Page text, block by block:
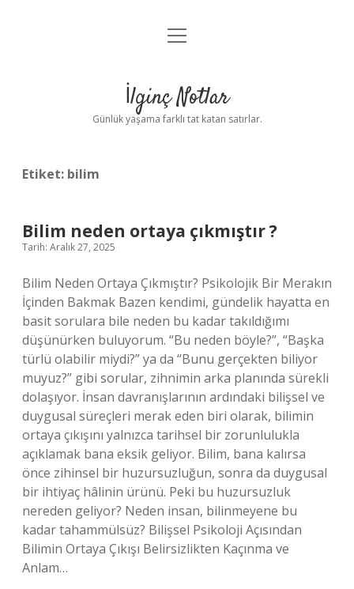
Anasayfa
Yasal Uyarı
menüyü
İlginç Notlar
Günlük yaşama farklı tat katan satırlar.
Etiket: bilim
Bilim neden ortaya çıkmıştır ?
Tarih: Aralık 27, 2025
Bilim Neden Ortaya Çıkmıştır? Psikolojik Bir Merakın
İçinden Bakmak Bazen kendimi, gündelik hayatta en
basit sorulara bile neden bu kadar takıldığımı
düşünürken buluyorum. “Bu neden böyle?”, “Başka
türlü olabilir miydi?” ya da “Bunu gerçekten biliyor
muyuz?” gibi sorular, zihnimin arka planında sürekli
dolaşıyor. İnsan davranışlarının ardındaki bilişsel ve
duygusal süreçleri merak eden biri olarak, bilimin
ortaya çıkışını yalnızca tarihsel bir zorunlulukla
açıklamak bana eksik geliyor. Bilim, bana kalırsa
önce zihinsel bir huzursuzluğun, sonra da duygusal
bir ihtiyaç hâlinin ürünü. Peki bu huzursuzluk
nereden geliyor? Neden insan, bilinmeyene bu
kadar tahammülsüz? Bilişsel Psikoloji Açısından
Bilimin Ortaya Çıkışı Belirsizlikten Kaçınma ve
Anlam…